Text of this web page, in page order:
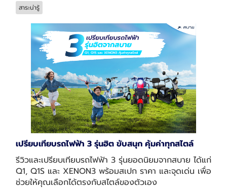
สาระน่ารู้
เปรียบเทียบรถไฟฟ้า 3 รุ่นฮิต ขับสนุก คุ้มค่าทุกสไตล์
รีวิวและเปรียบเทียบรถไฟฟ้า 3 รุ่นยอดนิยมจากสบาย ได้แก่
Q1, Q1S และ XENON3 พร้อมสเปก ราคา และจุดเด่น เพื่อ
ช่วยให้คุณเลือกได้ตรงกับสไตล์ของตัวเอง